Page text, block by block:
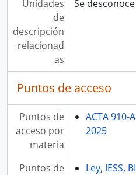
Unidades
de
descripción
relacionad
as
Se desconoce
Puntos de acceso
Puntos de
acceso por
materia
ACTA 910-
2025
Puntos de
Ley, IESS,